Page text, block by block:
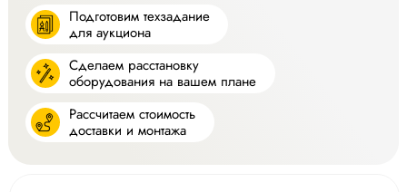
Подготовим техзадание
для аукциона
Сделаем расстановку
оборудования на вашем плане
Рассчитаем стоимость
доставки и монтажа